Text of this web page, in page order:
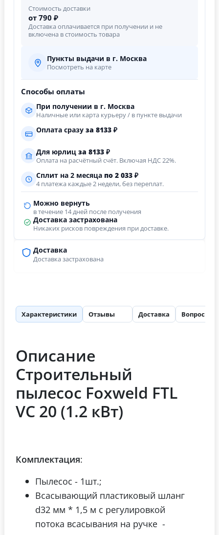
Доставка
Доставка застрахована
Стоимость доставки
от 790 ₽
Доставка оплачивается при получении и не
включена в стоимость товара
Пункты выдачи в г. Москва
Посмотреть на карте
Способы оплаты
При получении в г. Москва
Наличные или карта курьеру / в пункте выдачи
Оплата сразу за 8133 ₽
Для юрлиц за 8133 ₽
Оплата на расчётный счёт. Включая НДС 22%.
Сплит на 2 месяца по 2 033 ₽
4 платежа каждые 2 недели, без переплат.
Можно вернуть
в течение 14 дней после получения
Доставка застрахована
Никаких рисков повреждения при доставке.
Характеристики Отзывы Доставка Вопросы
Описание
Строительный
пылесос Foxweld FTL
VC 20 (1.2 кВт)
Комплектация:
Пылесос - 1шт.;
Всасывающий пластиковый шланг
d32 мм * 1,5 м с регулировкой
потока всасывания на ручке -